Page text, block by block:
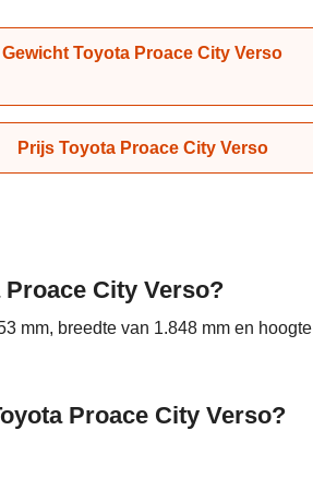
Gewicht Toyota Proace City Verso
Prijs Toyota Proace City Verso
City Verso?
mm, breedte van 1.848 mm en hoogte
Proace City Verso?